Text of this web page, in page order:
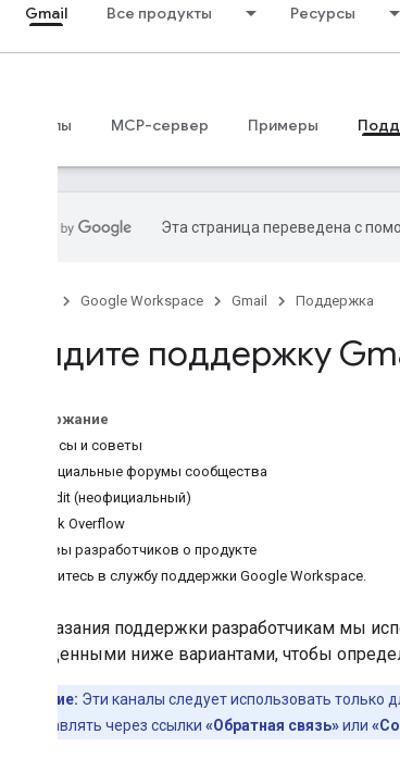
Gmail Все продукты Ресурсы
MCP-сервер Примеры
Эта страница переведена с
Google Workspace Gmail Поддержка
Найдите поддержку
Содержание
Вопросы и советы
Официальные форумы сообщества
Reddit (неофициальный)
Stack Overflow
Отзывы разработчиков о продукте
Обратитесь в службу поддержки Google Workspace.
Для оказания поддержки разработчикам мы
приведенными ниже вариантами, чтобы
Эти каналы следует использовать только
отправлять через ссылки «Обратная связь»или